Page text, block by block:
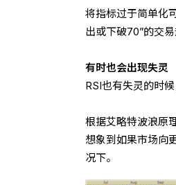
将指标过于简单化
出或下破70”的交易
有时也会出现失灵
RSI也有失灵的时
根据艾略特波浪原
想象到如果市场向
况下。